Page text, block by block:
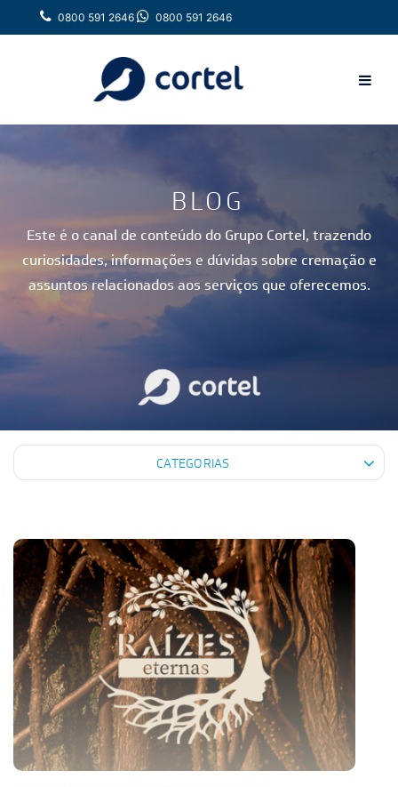
0800 591 2646 0800 591 2646
BLOG
Este é o canal de conteúdo do Grupo Cortel, trazendo
curiosidades, informações e dúvidas sobre cremação e
assuntos relacionados aos serviços que oferecemos.
CATEGORIAS